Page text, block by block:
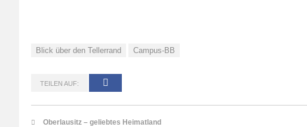
Blick über den Tellerrand Campus-BB
TEILEN AUF:
Oberlausitz – geliebtes Heimatland